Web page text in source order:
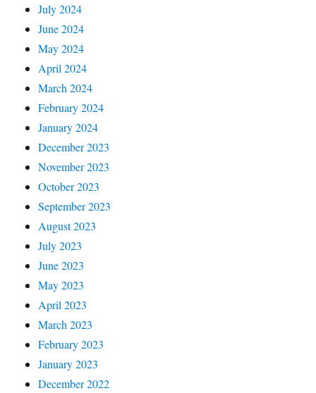
July 2024
June 2024
May 2024
April 2024
March 2024
February 2024
January 2024
December 2023
November 2023
October 2023
September 2023
August 2023
July 2023
June 2023
May 2023
April 2023
March 2023
February 2023
January 2023
December 2022